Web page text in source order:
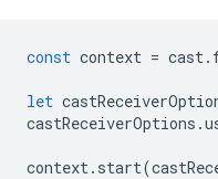
const context = cast.
let
castReceiverOptions .
context. start(